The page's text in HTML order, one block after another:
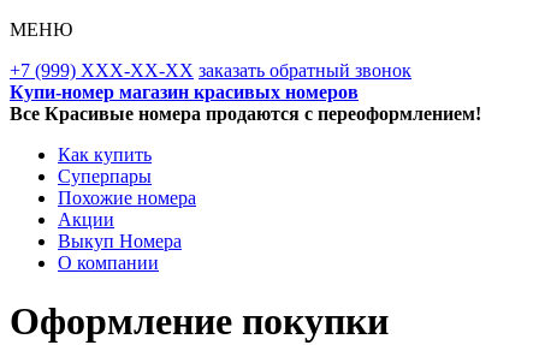
МЕНЮ
+7 (999) XXX-XX-XX заказать обратный звонок
Купи-номер магазин красивых номеров
Все Красивые номера продаются с переоформлением!
Как купить
Суперпары
Похожие номера
Акции
Выкуп Номера
О компании
Оформление покупки